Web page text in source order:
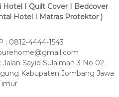
Hotel I Quilt Cover I Bedcover
Hotel I Matras Protektor )
: 0812-4444-1543
Sayid Sulaiman 3 No 02
Kabupaten Jombang Jawa